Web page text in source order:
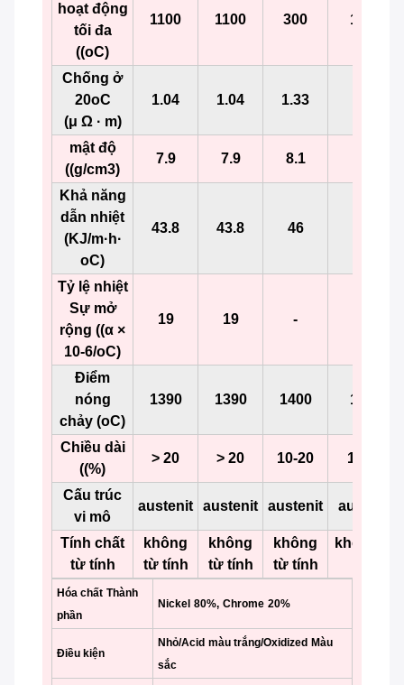
hoạt động
tối đa
((oC)
1100 1100 300 1400
Chống ở
20oC
(μ Ω · m)
1.04 1.04 1.33
mật độ
((g/cm3)
7.9 7.9 8.1
Khả năng
dẫn nhiệt
(KJ/m·h·
oC)
43.8 43.8 46
Tỷ lệ nhiệt
Sự mở
rộng ((α ×
10-6/oC)
19 19 -
Điểm
nóng
chảy (oC)
1390 1390 1400 1400
Chiều dài
((%)
> 20 > 20 10-20 10-20
Cấu trúc
vi mô
austenit austenit austenit austenit
Tính chất
từ tính
không
từ tính
không
từ tính
không
từ tính
không từ
Hóa chất Thành
phần
Nickel 80%, Chrome 20%
Điều kiện
Nhỏ/Acid màu trắng/Oxidized Màu
sắc